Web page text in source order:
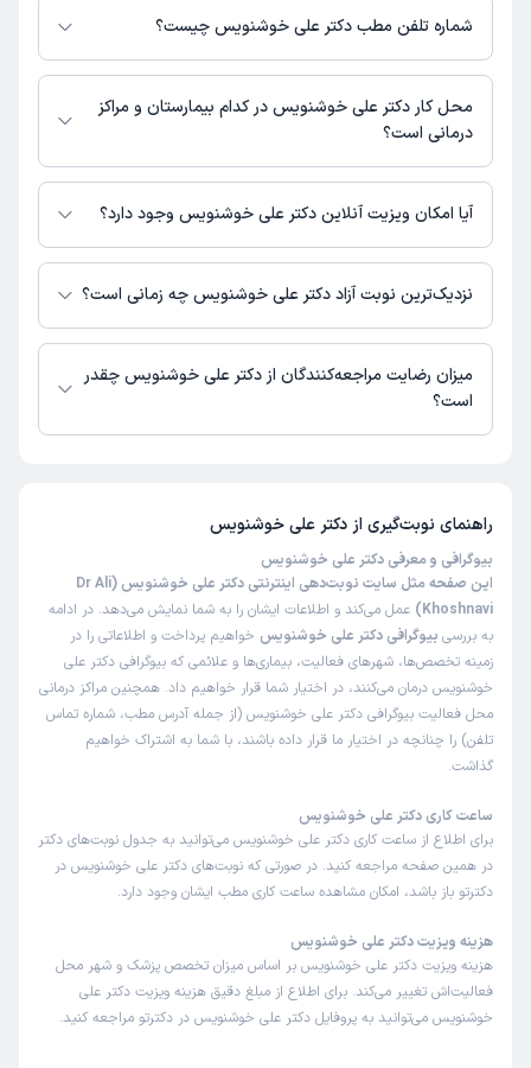
نیست. برای دریافت اطلاعات دقیق‌تر، لطفاً با مطب تماس بگیرید.
شماره تلفن مطب دکتر علی خوشنویس چیست؟
شماره تماس مطب دکتر علی خوشنویس در حال حاضر در این صفحه ثبت نشده
محل کار دکتر علی خوشنویس در کدام بیمارستان و مراکز
درمانی است؟
اطلاعاتی درباره محل فعالیت دکتر علی خوشنویس در مراکز درمانی در دسترس
نیست.
آیا امکان ویزیت آنلاین دکتر علی خوشنویس وجود دارد؟
در حال حاضر اطلاعاتی درباره ارائه ویزیت آنلاین توسط دکتر علی خوشنویس در
دسترس نیست. برای دریافت اطلاعات دقیق‌تر، لطفاً با مطب تماس بگیرید.
نزدیک‌ترین نوبت آزاد دکتر علی خوشنویس چه زمانی است؟
زمان نوبت‌دهی و پذیرش بیماران با هماهنگی مطب مشخص می‌شود.
میزان رضایت مراجعه‌کنندگان از دکتر علی خوشنویس چقدر
است؟
راهنمای نوبت‌گیری از دکتر علی خوشنویس
بیوگرافی و معرفی دکتر علی خوشنویس
این صفحه مثل سایت نوبت‌دهی اینترنتی دکتر علی خوشنویس (Dr Ali
Khoshnavi)
عمل می‌کند و اطلاعات ایشان را به شما نمایش می‌دهد. در ادامه
به بررسی بیوگرافی دکتر علی خوشنویس خواهیم پرداخت و اطلاعاتی را در
زمینه تخصص‌ها، شهرهای فعالیت، بیماری‌ها و علائمی که بیوگرافی دکتر علی
خوشنویس درمان می‌کنند، در اختیار شما قرار خواهیم داد. همچنین مراکز درمانی
محل فعالیت بیوگرافی دکتر علی خوشنویس (از جمله آدرس مطب، شماره تماس
تلفن) را چنانچه در اختیار ما قرار داده باشند، با شما به اشتراک خواهیم
گذاشت.
ساعت کاری دکتر علی خوشنویس
برای اطلاع از ساعت کاری دکتر علی خوشنویس می‌توانید به جدول نوبت‌های دکتر
در همین صفحه مراجعه کنید. در صورتی که نوبت‌های دکتر علی خوشنویس در
دکترتو باز باشد، امکان مشاهده ساعت کاری مطب ایشان وجود دارد.
هزینه ویزیت دکتر علی خوشنویس
هزینه ویزیت دکتر علی خوشنویس بر اساس میزان تخصص پزشک و شهر محل
فعالیت‌اش تغییر می‌کند. برای اطلاع از مبلغ دقیق هزینه ویزیت دکتر علی
خوشنویس می‌توانید به پروفایل دکتر علی خوشنویس در دکترتو مراجعه کنید.